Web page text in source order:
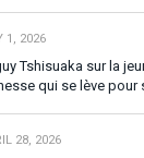
1, 2026
Tshisuaka sur la
qui se lève
28, 2026